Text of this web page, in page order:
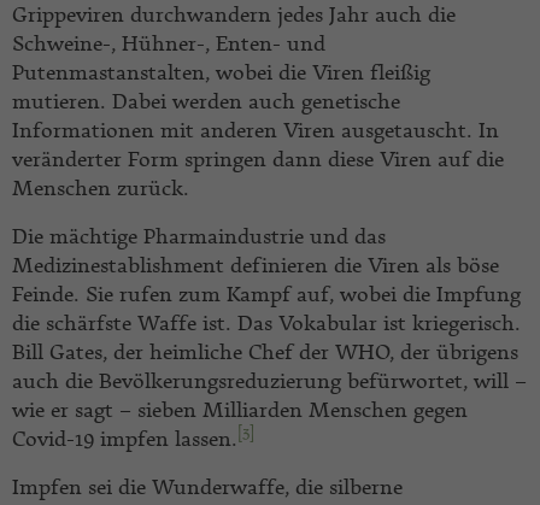
Grippeviren durchwandern jedes Jahr auch die
Schweine-, Hühner-, Enten- und
Putenmastanstalten, wobei die Viren fleißig
mutieren. Dabei werden auch genetische
Informationen mit anderen Viren ausgetauscht. In
veränderter Form springen dann diese Viren auf die
Menschen zurück.
Die mächtige Pharmaindustrie und das
Medizinestablishment definieren die Viren als böse
Feinde. Sie rufen zum Kampf auf, wobei die Impfung
die schärfste Waffe ist. Das Vokabular ist kriegerisch.
Bill Gates, der heimliche Chef der WHO, der übrigens
auch die Bevölkerungsreduzierung befürwortet, will –
wie er sagt – sieben Milliarden Menschen gegen
Covid-19 impfen lassen. [3]
Impfen sei die Wunderwaffe, die silberne